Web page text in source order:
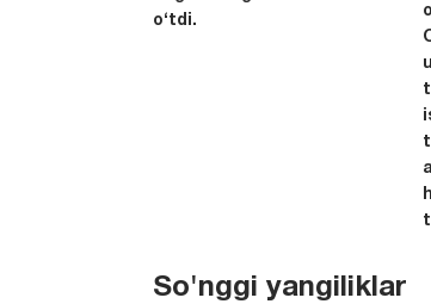
o‘tdi.
So'nggi yangiliklar